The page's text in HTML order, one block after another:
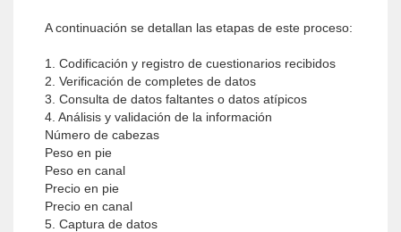
A continuación se detallan las etapas de este proceso:
1. Codificación y registro de cuestionarios recibidos
2. Verificación de completes de datos
3. Consulta de datos faltantes o datos atípicos
4. Análisis y validación de la información
Número de cabezas
Peso en pie
Peso en canal
Precio en pie
Precio en canal
5. Captura de datos